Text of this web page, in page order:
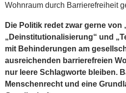
Wohnraum durch Barrierefreiheit
Die Politik redet zwar gerne von
„Deinstitutionalisierung“ und
mit Behinderungen am
ausreichenden barrierefreien
nur leere Schlagworte bleiben.
Menschenrecht und eine